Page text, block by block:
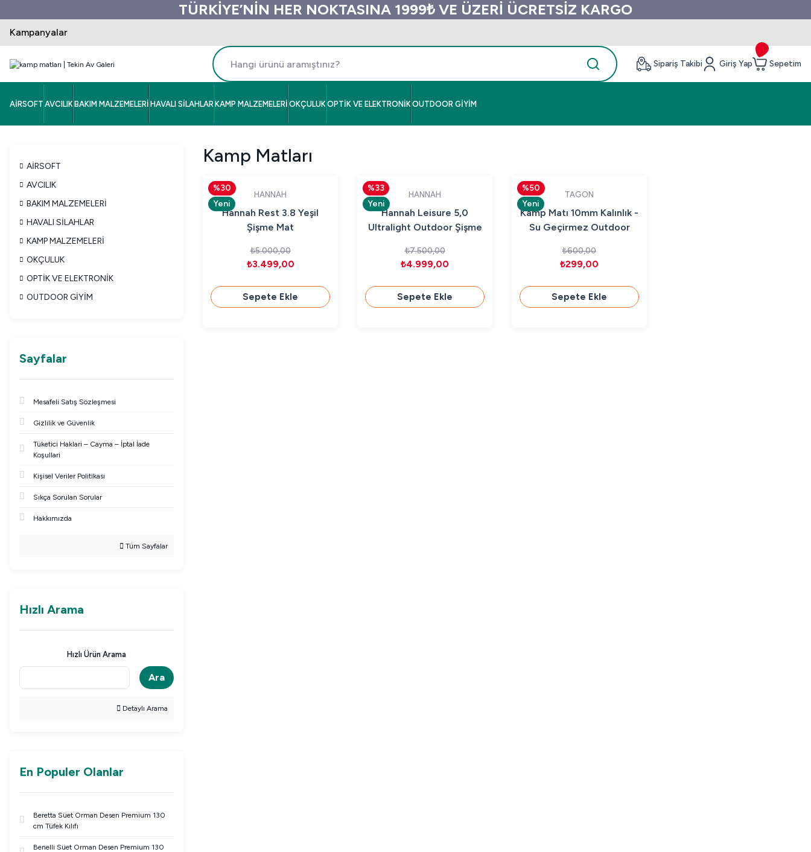
TÜRKİYE’NİN HER NOKTASINA 1999₺ VE ÜZERİ ÜCRETSİZ KARGO
Kampanyalar
Sipariş Takibi Giriş Yap Sepetim
AİRSOFT AVCILIK BAKIM MALZEMELERİ HAVALI SİLAHLAR KAMP MALZEMELERİ OKÇULUK OPTİK VE ELEKTRONİK OUTDOOR GİYİM
AİRSOFT
AVCILIK
BAKIM MALZEMELERİ
HAVALI SİLAHLAR
KAMP MALZEMELERİ
OKÇULUK
OPTİK VE ELEKTRONİK
OUTDOOR GİYİM
Sayfalar
Mesafeli Satış Sözleşmesi
Gizlilik ve Güvenlik
Tüketici Haklari – Cayma – İptal İade
Koşullari
Kişisel Veriler Politikası
Sıkça Sorulan Sorular
Hakkımızda
Tüm Sayfalar
Hızlı Arama
Hızlı Ürün Arama
Ara
Detaylı Arama
En Populer Olanlar
Beretta Süet Orman Desen Premium 130
cm Tüfek Kılıfı
Benelli Süet Orman Desen Premium 130
Kamp Matları
%30
Yeni
HANNAH
Hannah Rest 3.8 Yeşil
Şişme Mat
₺5.000,00
₺3.499,00
Sepete Ekle
%33
Yeni
HANNAH
Hannah Leisure 5,0
Ultralight Outdoor Şişme
₺7.500,00
₺4.999,00
Sepete Ekle
%50
Yeni
TAGON
Kamp Matı 10mm Kalınlık -
Su Geçirmez Outdoor
Matı
₺600,00
₺299,00
Sepete Ekle